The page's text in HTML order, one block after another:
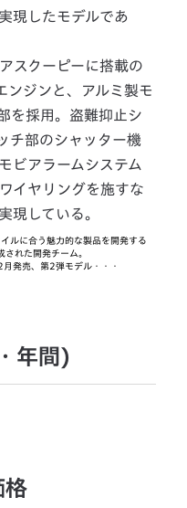
現したモデルであ
スクーピーに搭載の
ンジンと、アルミ製モ
を採用。盗難抑止シ
チ部のシャッター機
ビアラームシステム
イヤリングを施すな
現している。
ルに合う魅力的な製品を開発する
された開発チーム。
発売、第2弾モデル・・・
年間)
格